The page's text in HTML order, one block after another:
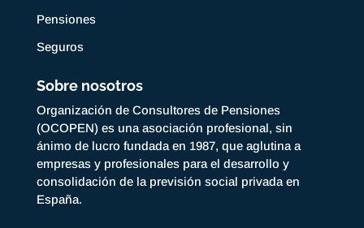
Pensiones
Seguros
Sobre nosotros
Organización de Consultores de Pensiones
(OCOPEN) es una asociación profesional, sin
ánimo de lucro fundada en 1987, que aglutina a
empresas y profesionales para el desarrollo y
consolidación de la previsión social privada en
España.